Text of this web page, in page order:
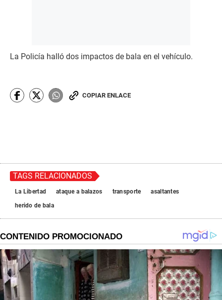
La Policía halló dos impactos de bala en el vehículo.
COPIAR ENLACE
TAGS RELACIONADOS
La Libertad ataque a balazos transporte
asaltantes
herido de bala